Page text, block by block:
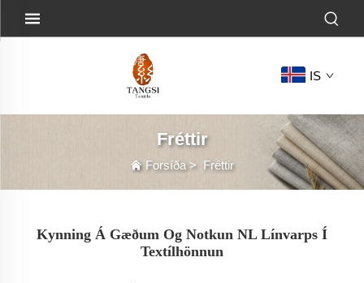
IS
Fréttir
Forsíða> Fréttir
Kynning Á Gæðum Og Notkun NL Línvarps Í
Textílhönnun